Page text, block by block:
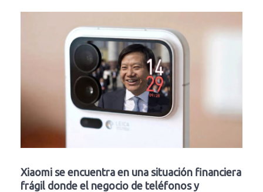
Xiaomi se encuentra en una situación financiera
frágil donde el negocio de teléfonos y